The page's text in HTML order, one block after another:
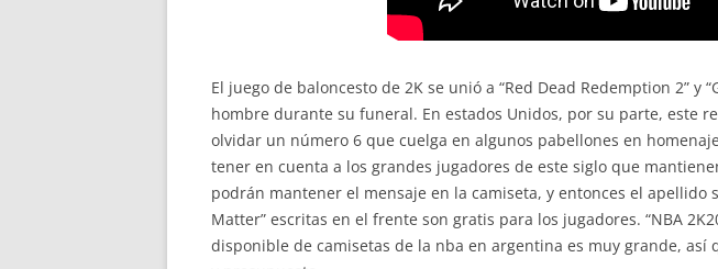
El juego de baloncesto de 2K se unió a “Red Dead Redemption 2”
hombre durante su funeral. En estados Unidos, por su parte, este
olvidar un número 6 que cuelga en algunos pabellones en
tener en cuenta a los grandes jugadores de este siglo que
podrán mantener el mensaje en la camiseta, y entonces el apellido
Matter” escritas en el frente son gratis para los jugadores. “NBA
disponible de camisetas de la nba en argentina es muy grande,